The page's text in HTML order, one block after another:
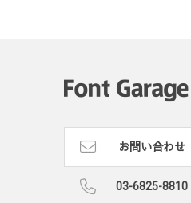
お問い合わせ
03-6825-8810